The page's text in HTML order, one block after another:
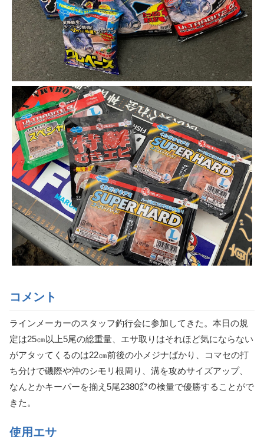
コメント
ラインメーカーのスタッフ釣行会に参加してきた。本日の規
定は25㎝以上5尾の総重量、エサ取りはそれほど気にならない
がアタッてくるのは22㎝前後の小メジナばかり、コマセの打
ち分けで磯際や沖のシモリ根周り、溝を攻めサイズアップ、
なんとかキーパーを揃え5尾2380㌘の検量で優勝することがで
きた。
使用エサ